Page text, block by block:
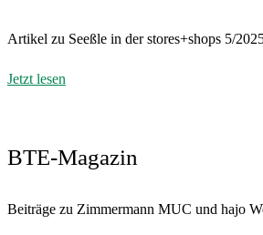
Artikel zu Seeßle in der stores+shops 5/
Jetzt lesen
BTE-Magazin
Beiträge zu Zimmermann MUC und hajo